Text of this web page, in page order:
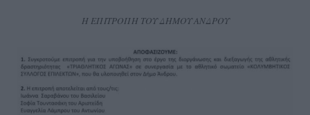
Η ΕΠΙΤΡΟΠΗ ΤΟΥ ΔΗΜΟΥ ΑΝΔΡΟΥ